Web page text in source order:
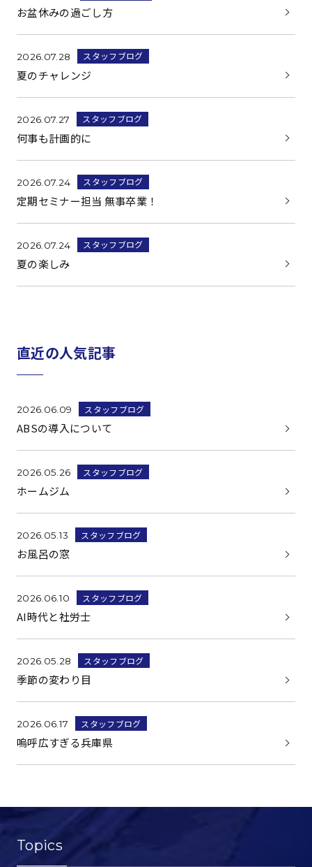
Topics
お盆休みの過ごし方
2026.07.28 スタッフブログ
夏のチャレンジ
2026.07.27 スタッフブログ
何事も計画的に
2026.07.24 スタッフブログ
定期セミナー担当 無事卒業！
2026.07.24 スタッフブログ
夏の楽しみ
直近の人気記事
2026.06.09 スタッフブログ
ABSの導入について
2026.05.26 スタッフブログ
ホームジム
2026.05.13 スタッフブログ
お風呂の窓
2026.06.10 スタッフブログ
AI時代と社労士
2026.05.28 スタッフブログ
季節の変わり目
2026.06.17 スタッフブログ
嗚呼広すぎる兵庫県